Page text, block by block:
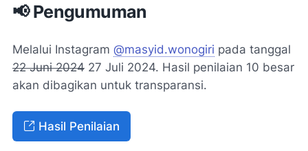
📢 Pengumuman
Melalui Instagram @masyid.wonogiri pada tanggal
22 Juni 2024 27 Juli 2024. Hasil penilaian 10 besar
akan dibagikan untuk transparansi.
Hasil Penilaian